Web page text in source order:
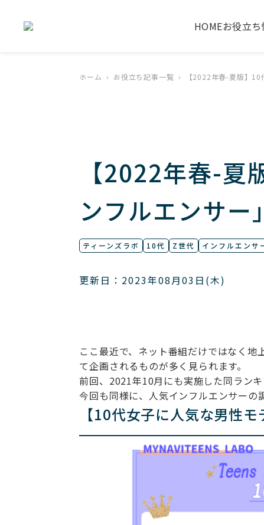
HOMEお役立ち
ホーム お役立ち記事一覧 【2022年春-夏版】
【2022年春-夏
ンフルエンサー
ティーンズラボ 10代 Z世代 インフルエンサ
更新日：2023年08月03日(木)
ここ最近で、ネット番組だけではなく
て企画されるものが多く見られます。
前回、2021年10月にも実施した同ラン
今回も同様に、人気インフルエンサーの
【10代女子に人気な男性